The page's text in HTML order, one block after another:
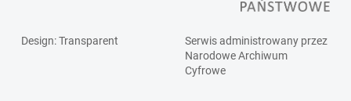
Design: Transparent
Serwis administrowany przez
Narodowe Archiwum
Cyfrowe